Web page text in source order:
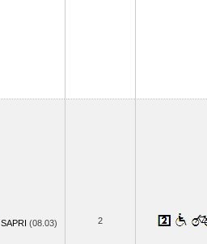
SAPRI (08.03) 2